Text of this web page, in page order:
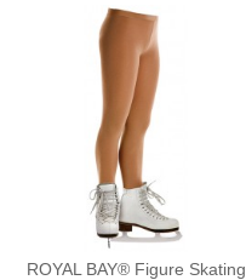
ROYAL BAY® Figure Skating